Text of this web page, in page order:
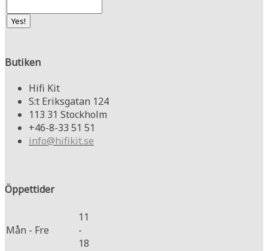
Butiken
Hifi Kit
S:t Eriksgatan 124
113 31 Stockholm
+46-8-33 51 51
info@hifikit.se
Öppettider
Mån - Fre
11
-
18